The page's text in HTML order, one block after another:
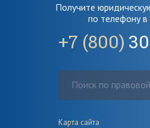
Получите
по телефону в
+7 (800)
Карта сайта